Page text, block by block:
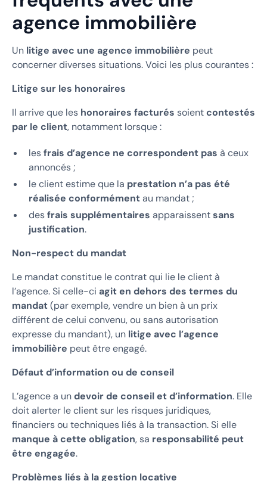
agence immobilière
Un litige avec une agence immobilière peut
concerner diverses situations. Voici les plus courantes :
Litige sur les honoraires
Il arrive que les honoraires facturés soientcontestés
par le client, notamment lorsque :
lesfrais d’agence ne correspondent pas à ceux
annoncés ;
le client estime que la prestation n’a pas été
réalisée conformémentau mandat ;
desfrais supplémentaires apparaissentsans
justification.
Non-respect du mandat
Le mandat constitue le contrat qui lie le client à
l’agence. Si celle-ci agit en dehors des termes du
mandat(par exemple, vendre un bien à un prix
différent de celui convenu, ou sans autorisation
expresse du mandant), un litige avec l’agence
immobilière peut être engagé.
Défaut d’information ou de conseil
L’agence a undevoir de conseil et d’information. Elle
doit alerter le client sur les risques juridiques,
financiers ou techniques liés à la transaction. Si elle
manque à cette obligation, sa responsabilité peut
être engagée.
Problèmes liés à la gestion locative